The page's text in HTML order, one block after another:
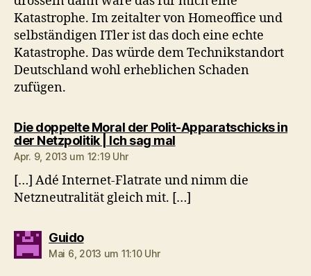
Katastrophe. Im zeitalter von Homeoffice und
selbständigen ITler ist das doch eine echte
Katastrophe. Das würde dem Technikstandort
Deutschland wohl erheblichen Schaden
zufügen.
Die doppelte Moral der Polit-Apparatschicks in
der Netzpolitik | Ich sag malsagt:
Apr. 9, 2013 um 12:19 Uhr
[…] Adé Internet-Flatrate und nimm die
Netzneutralität gleich mit. […]
Guidosagt:
Mai 6, 2013 um 11:10 Uhr